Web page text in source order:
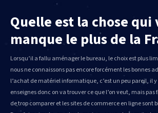
Quelle est la chose qui
manque le plus de la
Lorsqu’il a fallu aménager le bureau, le choix est plus
nous ne connaissons pas encore forcément les bonnes
l’achat de matériel informatique, c’est un peu pareil, il
enseignes donc on va trouver ce que l’on veut, mais
de trop comparer et les sites de commerce en ligne sont